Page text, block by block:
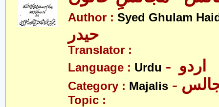
Author : Syed Ghulam
حیدر
Translator :
Language : Urdu
Category : Majalis
Topic :